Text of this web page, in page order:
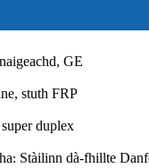
GE
stuth FRP
duplex
: Stàilinn dà-fhillte